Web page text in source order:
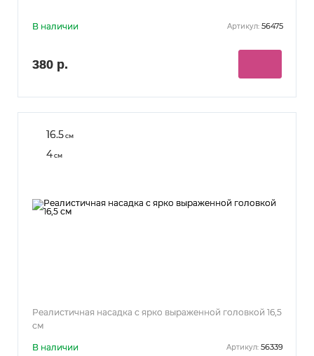
В наличии Артикул: 56475
380 р.
16.5см
4см
Реалистичная насадка с ярко выраженной головкой 16,5
см
В наличии Артикул: 56339